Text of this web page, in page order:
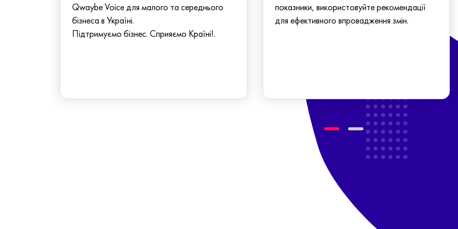
Qwaybe Voice для малого та середнього
бізнеса в Україні.
Підтримуємо бізнес. Сприяємо Країні!.
показники, використовуйте рекомендації
для ефективного впровадження змін.